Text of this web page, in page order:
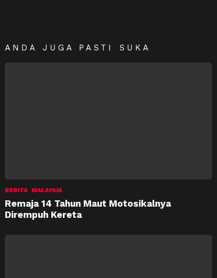
ANDA JUGA PASTI SUKA
BERITA MALAYSIA
Remaja 14 Tahun Maut Motosikalnya
Dirempuh Kereta